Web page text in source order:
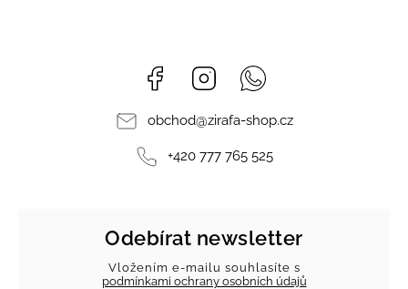
Facebook Instagram
obchod@zirafa-shop.cz
+420 777 765 525
Odebírat newsletter
Vložením e-mailu souhlasíte s
podmínkami ochrany osobních údajů